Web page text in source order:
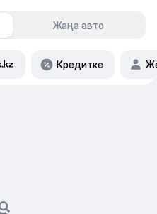
Жаңа авто
Кредитке